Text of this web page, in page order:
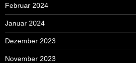
Februar 2024
Januar 2024
Dezember 2023
November 2023